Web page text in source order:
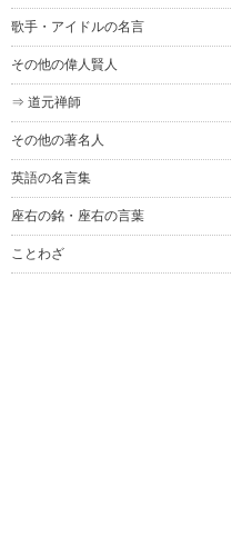
歌手・アイドルの名言
その他の偉人賢人
⇒ 道元禅師
その他の著名人
英語の名言集
座右の銘・座右の言葉
ことわざ